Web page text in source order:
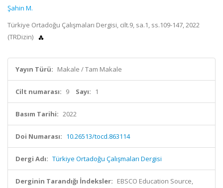
Şahin M.
Türkiye Ortadoğu Çalışmaları Dergisi, cilt.9, sa.1, ss.109-147, 2022
(TRDizin)
Yayın Türü: Makale / Tam Makale
Cilt numarası: 9 Sayı: 1
Basım Tarihi: 2022
Doi Numarası: 10.26513/tocd.863114
Dergi Adı: Türkiye Ortadoğu Çalışmaları Dergisi
Derginin Tarandığı İndeksler: EBSCO Education Source,